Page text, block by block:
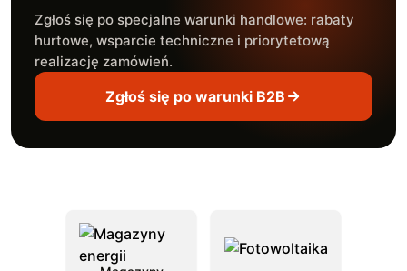
Zgłoś się po specjalne warunki handlowe: rabaty
hurtowe, wsparcie techniczne i priorytetową
realizację zamówień.
Zgłoś się po warunki B2B